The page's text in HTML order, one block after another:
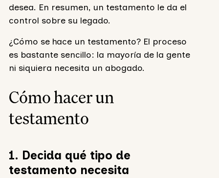
desea. En resumen, un testamento le da el
control sobre su legado.
¿Cómo se hace un testamento? El proceso
es bastante sencillo: la mayoría de la gente
ni siquiera necesita un abogado.
Cómo hacer un
testamento
1. Decida qué tipo de
testamento necesita